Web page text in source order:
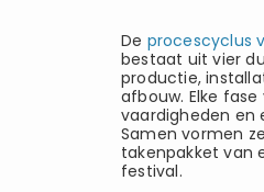
De procescyclus
bestaat uit vier
productie,
afbouw. Elke
vaardigheden en
Samen vormen
takenpakket van
festival.